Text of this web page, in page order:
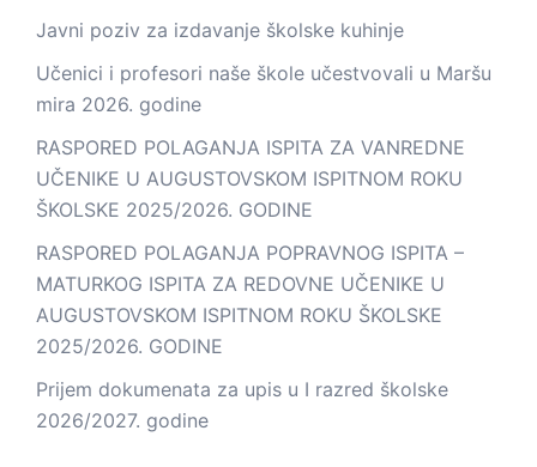
Javni poziv za izdavanje školske kuhinje
Učenici i profesori naše škole učestvovali u Maršu
mira 2026. godine
RASPORED POLAGANJA ISPITA ZA VANREDNE
UČENIKE U AUGUSTOVSKOM ISPITNOM ROKU
ŠKOLSKE 2025/2026. GODINE
RASPORED POLAGANJA POPRAVNOG ISPITA –
MATURKOG ISPITA ZA REDOVNE UČENIKE U
AUGUSTOVSKOM ISPITNOM ROKU ŠKOLSKE
2025/2026. GODINE
Prijem dokumenata za upis u I razred školske
2026/2027. godine